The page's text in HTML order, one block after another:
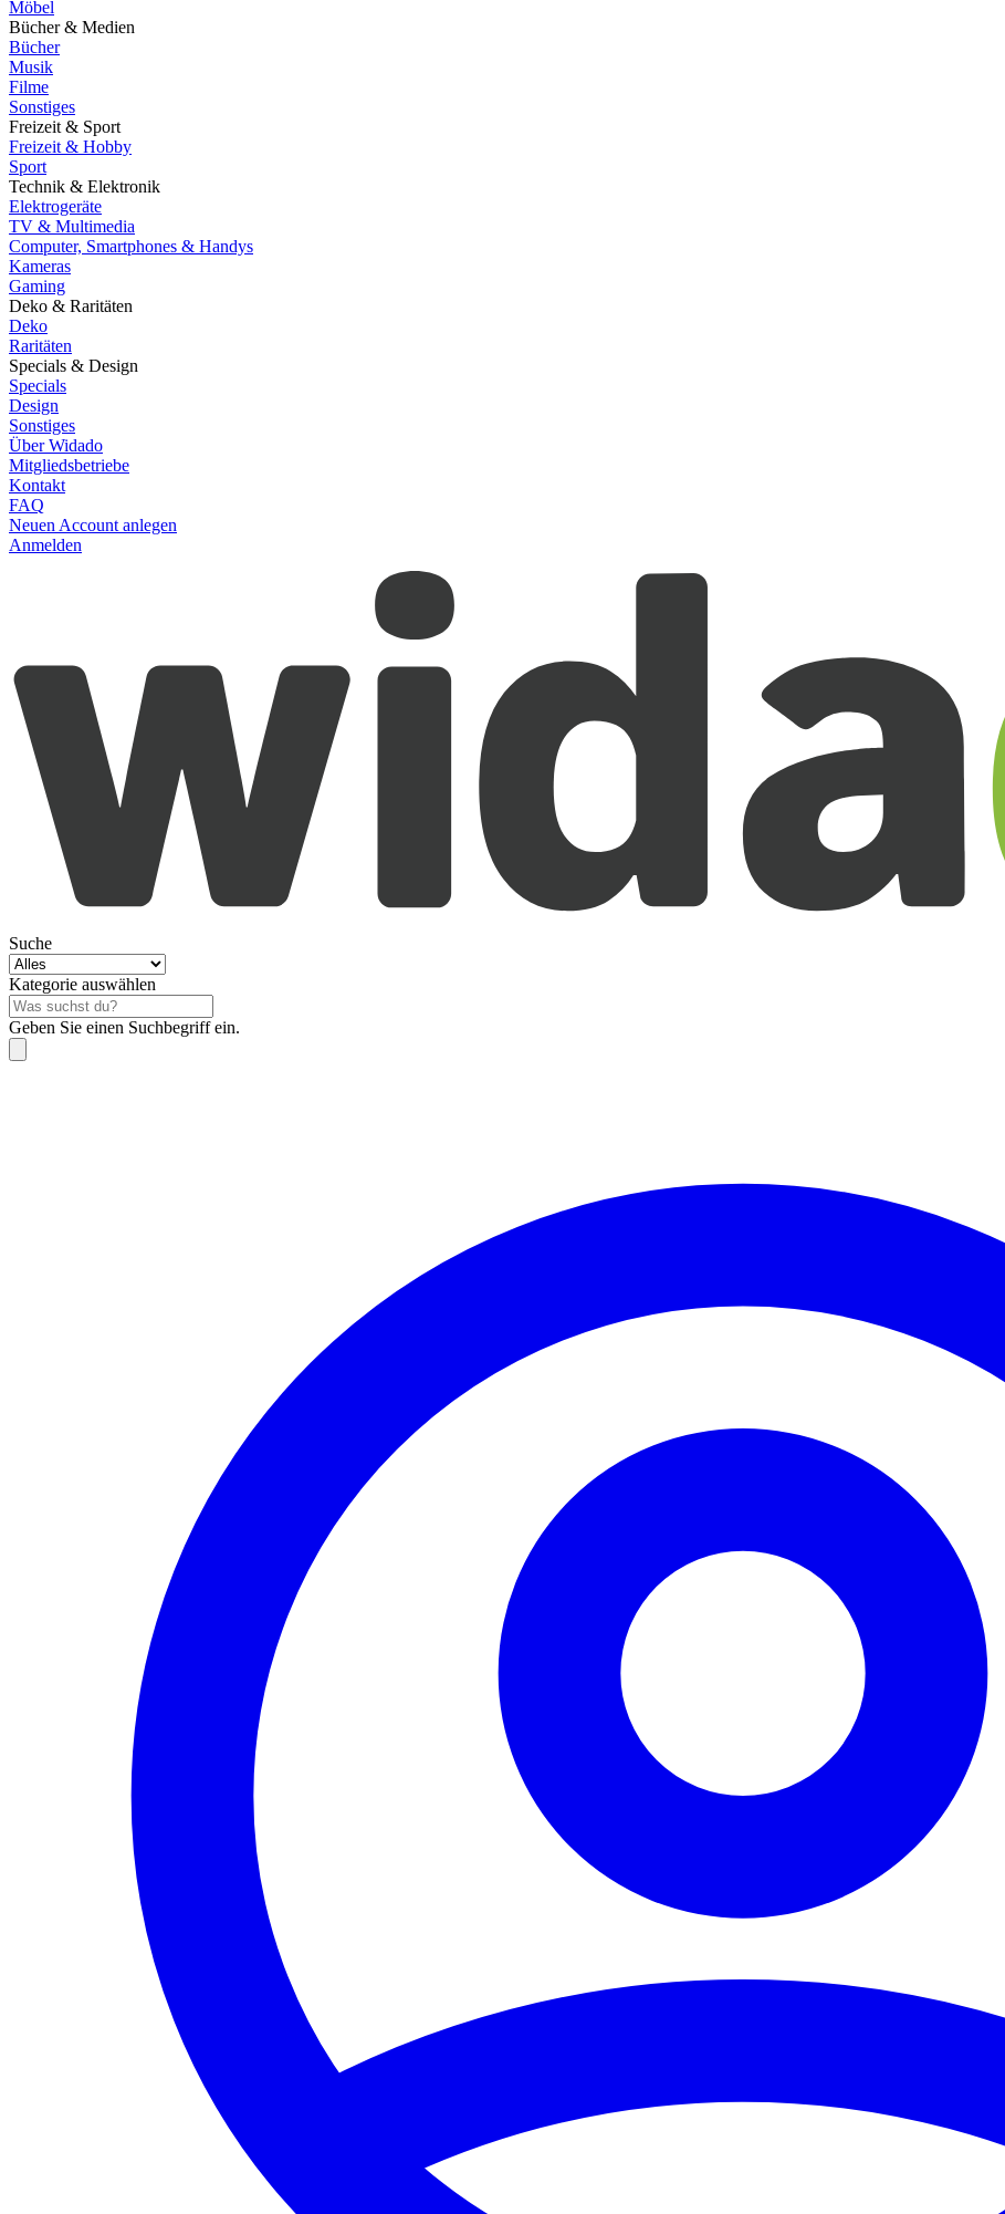
Möbel
Bücher & Medien
Bücher
Musik
Filme
Sonstiges
Freizeit & Sport
Freizeit & Hobby
Sport
Technik & Elektronik
Elektrogeräte
TV & Multimedia
Computer, Smartphones & Handys
Kameras
Gaming
Deko & Raritäten
Deko
Raritäten
Specials & Design
Specials
Design
Sonstiges
Über Widado
Mitgliedsbetriebe
Kontakt
FAQ
Neuen Account anlegen
Anmelden
Suche
Kategorie auswählen
Geben Sie einen Suchbegriff ein.